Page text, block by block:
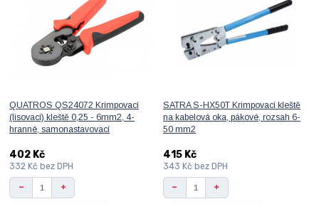
QUATROS QS24072 Krimpovací
(lisovací) kleště 0,25 - 6mm2, 4-
hranné, samonastavovací
402 Kč
332 Kčbez DPH
SATRA S-HX50T Krimpovací kleště
na kabelová oka, pákové, rozsah 6-
50 mm2
415 Kč
343 Kč bez DPH